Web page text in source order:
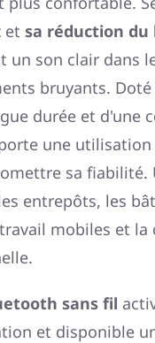
et sa réduction
un son clair dans
bruyants.
durée et d'une
une
sa fiabilité.
entrepôts, les
mobiles et
sans fil
et disponible